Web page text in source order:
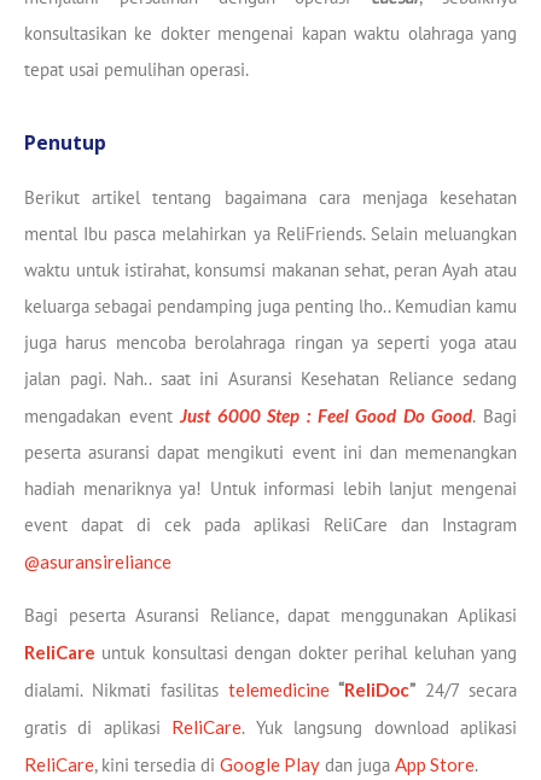
konsultasikan ke dokter mengenai kapan waktu olahraga yang
tepat usai pemulihan operasi.
Penutup
Berikut artikel tentang bagaimana cara menjaga kesehatan
mental Ibu pasca melahirkan ya ReliFriends. Selain meluangkan
waktu untuk istirahat, konsumsi makanan sehat, peran Ayah atau
keluarga sebagai pendamping juga penting lho.. Kemudian kamu
juga harus mencoba berolahraga ringan ya seperti yoga atau
jalan pagi. Nah.. saat ini Asuransi Kesehatan Reliance sedang
mengadakan eventJust 6000 Step : Feel Good Do Good. Bagi
peserta asuransi dapat mengikuti event ini dan memenangkan
hadiah menariknya ya! Untuk informasi lebih lanjut mengenai
event dapat di cek pada aplikasi ReliCare dan Instagram
@asuransireliance
Bagi peserta Asuransi Reliance, dapat menggunakan Aplikasi
ReliCare untuk konsultasi dengan dokter perihal keluhan yang
dialami. Nikmati fasilitas telemedicine “ReliDoc” 24/7 secara
gratis di aplikasi ReliCare. Yuk langsung download aplikasi
ReliCare, kini tersedia di Google Play dan juga App Store.